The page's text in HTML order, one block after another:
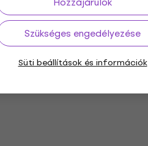
Szükséges engedélyezése
Süti beállítások és információk